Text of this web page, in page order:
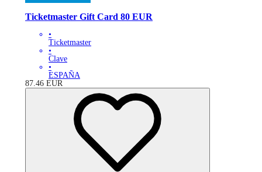
Ticketmaster Gift Card 80 EUR
•
Ticketmaster
•
Clave
•
ESPAÑA
87.46 EUR